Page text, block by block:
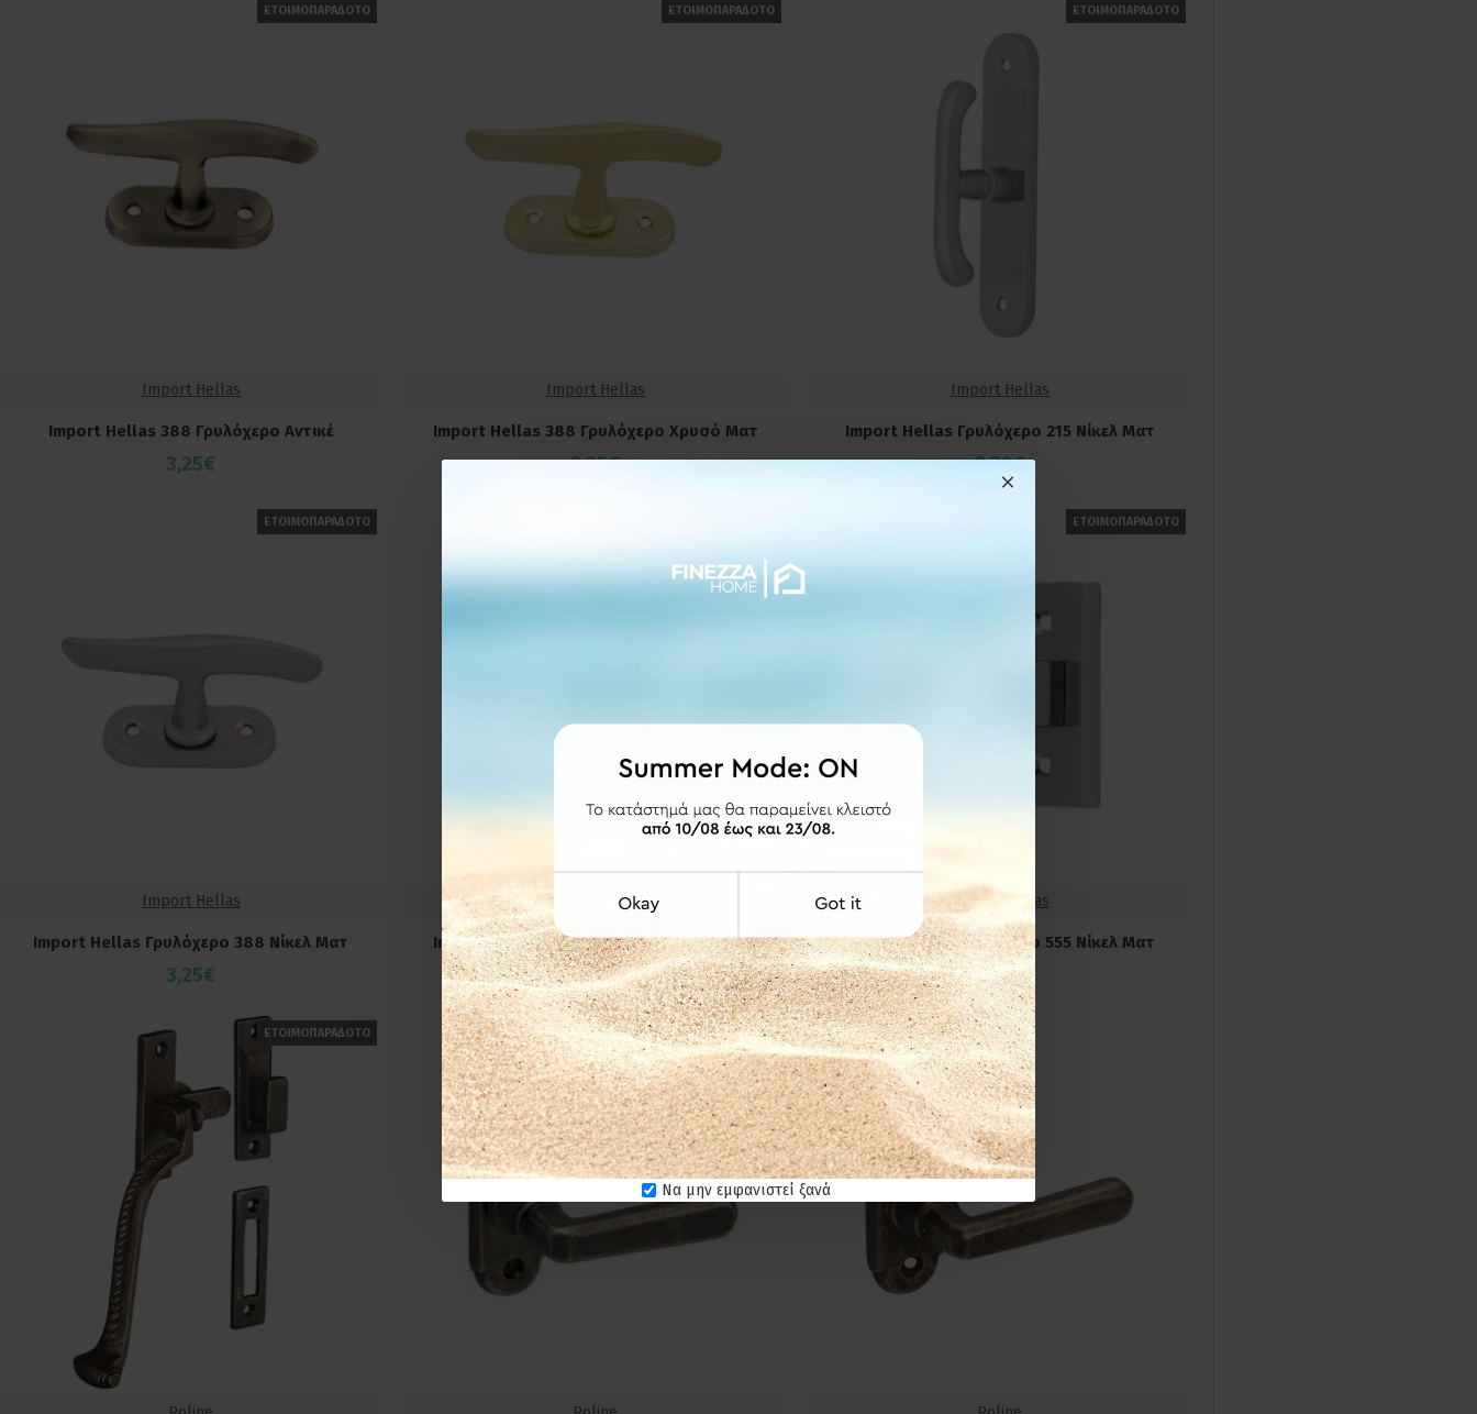
Να μην εμφανιστεί ξανά
ΕΤΟΙΜΟΠΑΡΑΔΟΤΟ
Import Hellas
Import Hellas 388 Γρυλόχερο Αντικέ
3,25€
ΕΤΟΙΜΟΠΑΡΑΔΟΤΟ
Import Hellas
Import Hellas 388 Γρυλόχερο Χρυσό Ματ
3,25€
ΕΤΟΙΜΟΠΑΡΑΔΟΤΟ
Import Hellas
Import Hellas Γρυλόχερο 215 Νίκελ Ματ
3,70€
ΕΤΟΙΜΟΠΑΡΑΔΟΤΟ
Import Hellas
Import Hellas Γρυλόχερο 388 Νίκελ Ματ
3,25€
Import Hellas
Import Hellas Γρυλόχερο 555 Μαύρο Ματ
6,90€
ΕΤΟΙΜΟΠΑΡΑΔΟΤΟ
Import Hellas
Import Hellas Γρυλόχερο 555 Νίκελ Ματ
4,00€
ΕΤΟΙΜΟΠΑΡΑΔΟΤΟ